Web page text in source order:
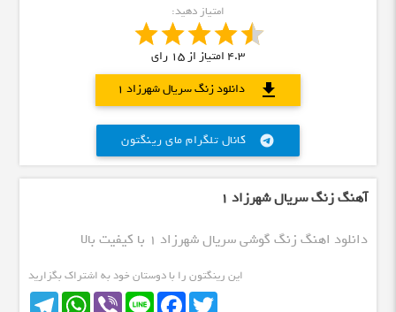
امتیاز دهید:
4.3 امتیاز از15 رای
دانلود زنگ سریال شهرزاد 1
download
کانال تلگرام مای رینگتون telegram
آهنگ زنگ سریال شهرزاد 1
دانلود اهنگ زنگ گوشی سریال شهرزاد 1 با کیفیت بالا
این رینگتون را با دوستان خود به اشتراک بگزارید
TelegramWhatsApp Viber Line
FacebookTwitter